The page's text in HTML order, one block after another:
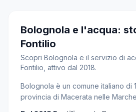
Bolognola e l'acqua:
Fontilio
Scopri Bolognola e il servizio di
Fontilio, attivo dal 2018.
Bolognola è un comune italiano di
provincia di Macerata nelle